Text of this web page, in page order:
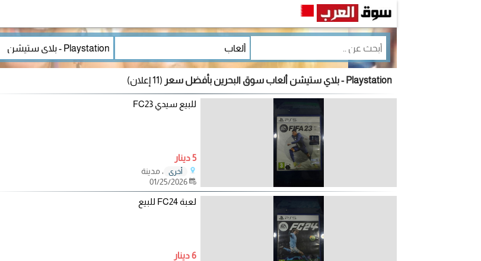
Playstation - بلاي ستيشن ألعاب سوق البحرين بأفضل سعر (11 إعلان)
للبيع سيدي FC23
5 دينار
أخرى
، مدينة
01/25/2026
لعبة FC24 للبيع
6 دينار